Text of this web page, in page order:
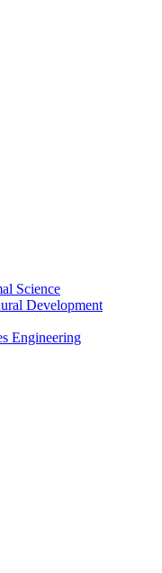
Science
Development
Engineering